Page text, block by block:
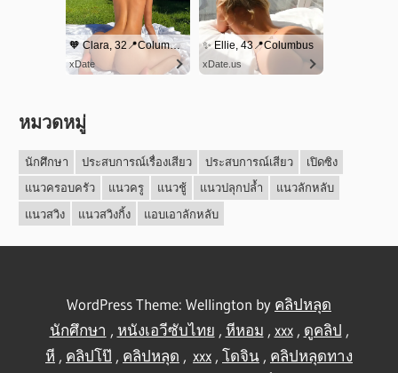
หมวดหมู่
นักศึกษา ประสบการณ์เรื่องเสียว ประสบการณ์เสียว
เปิดซิง
แนวครอบครัว
แนวครู แนวชู้ แนวปลุกปล้ำ
แนวลักหลับ
แนวสวิง
แนวสวิงกิ้ง แอบเอาลักหลับ
WordPress Theme: Wellington by คลิปหลุด
นักศึกษา , หนังเอวีซับไทย , หีหอม , xxx, ดูคลิป ,
หี , คลิปโป๊ , คลิปหลุด , xxx , โดจิน , คลิปหลุดทาง